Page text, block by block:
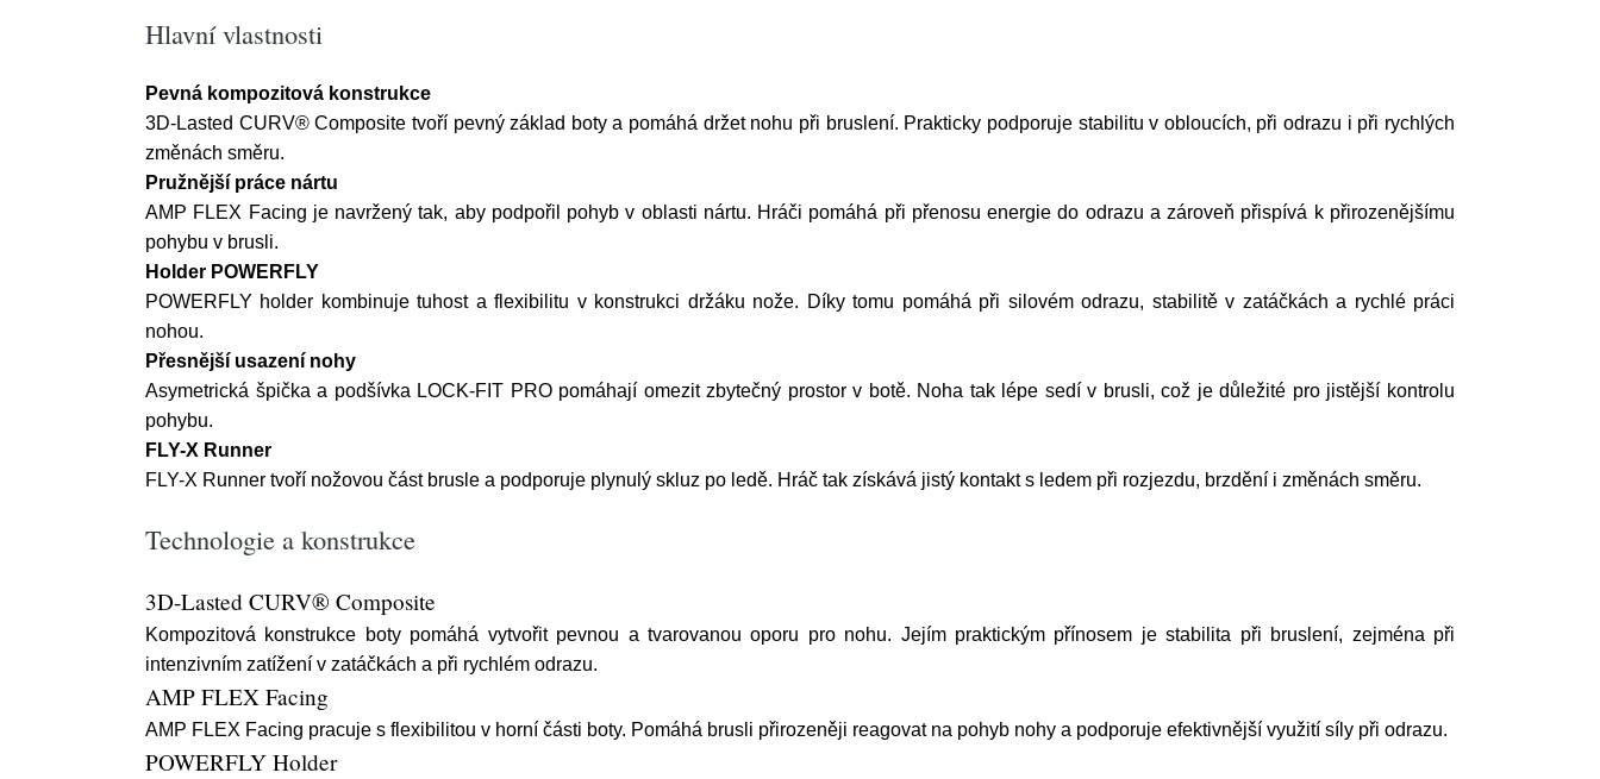
Hlavní vlastnosti
Pevná kompozitová konstrukce
3D-Lasted CURV® Composite tvoří pevný základ boty a pomáhá držet nohu při bruslení. Prakticky podporuje stabilitu v obloucích, při odrazu i při rychlých
změnách směru.
Pružnější práce nártu
AMP FLEX Facing je navržený tak, aby podpořil pohyb v oblasti nártu. Hráči pomáhá při přenosu energie do odrazu a zároveň přispívá k přirozenějšímu
pohybu v brusli.
Holder POWERFLY
POWERFLY holder kombinuje tuhost a flexibilitu v konstrukci držáku nože. Díky tomu pomáhá při silovém odrazu, stabilitě v zatáčkách a rychlé práci
nohou.
Přesnější usazení nohy
Asymetrická špička a podšívka LOCK-FIT PRO pomáhají omezit zbytečný prostor v botě. Noha tak lépe sedí v brusli, což je důležité pro jistější kontrolu
pohybu.
FLY-X Runner
FLY-X Runner tvoří nožovou část brusle a podporuje plynulý skluz po ledě. Hráč tak získává jistý kontakt s ledem při rozjezdu, brzdění i změnách směru.
Technologie a konstrukce
3D-Lasted CURV® Composite
Kompozitová konstrukce boty pomáhá vytvořit pevnou a tvarovanou oporu pro nohu. Jejím praktickým přínosem je stabilita při bruslení, zejména při
intenzivním zatížení v zatáčkách a při rychlém odrazu.
AMP FLEX Facing
AMP FLEX Facing pracuje s flexibilitou v horní části boty. Pomáhá brusli přirozeněji reagovat na pohyb nohy a podporuje efektivnější využití síly při odrazu.
POWERFLY Holder